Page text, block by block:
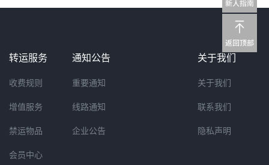
转运服务
收费规则
增值服务
禁运物品
会员中心
通知公告
重要通知
线路通知
企业公告
关于我们
关于我们
联系我们
隐私声明